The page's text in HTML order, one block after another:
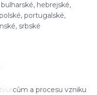
hebrejské,
portugalské,
srbské
a procesu vzniku